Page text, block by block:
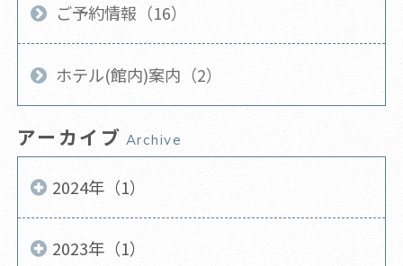
ご予約情報（16）
ホテル(館内)案内（2）
アーカイブ Archive
2024年（1）
2023年（1）